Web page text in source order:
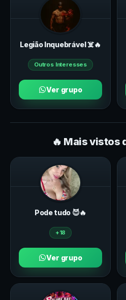
Legião Inquebrável ☠️🔥
Outros Interesses
Ver grupo
🔥 Mais vistos
Pode tudo 😈🔥
+18
Ver grupo